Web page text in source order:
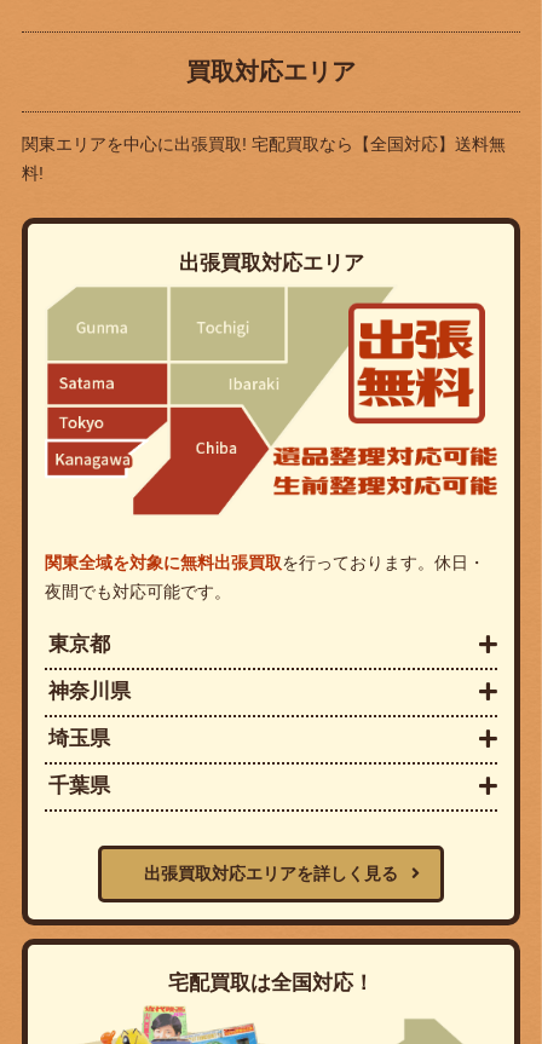
買取対応エリア
関東エリアを中心に出張買取! 宅配買取なら
【全国対応】送料無
料!
出張買取対応エリア
関東全域を対象に無料出張買取を行っております。休日・
夜間でも対応可能です。
東京都
神奈川県
埼玉県
千葉県
出張買取対応エリアを詳しく見る
宅配買取は全国対応！